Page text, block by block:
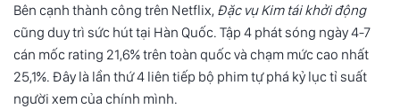
Bên cạnh thành công trên Netflix, Đặc vụ Kim tái khởi động
cũng duy trì sức hút tại Hàn Quốc. Tập 4 phát sóng ngày 4-7
cán mốc rating 21,6% trên toàn quốc và chạm mức cao nhất
25,1%. Đây là lần thứ 4 liên tiếp bộ phim tự phá kỷ lục tỉ suất
người xem của chính mình.